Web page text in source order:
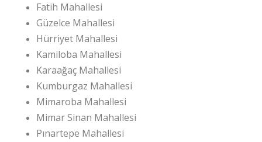
Fatih Mahallesi
Güzelce Mahallesi
Hürriyet Mahallesi
Kamiloba Mahallesi
Karaağaç Mahallesi
Kumburgaz Mahallesi
Mimaroba Mahallesi
Mimar Sinan Mahallesi
Pınartepe Mahallesi